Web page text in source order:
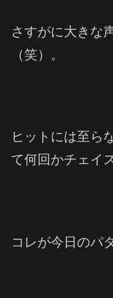
さすがに大きな
（笑）。
ヒットには至ら
て何回かチェイ
コレが今日のパ